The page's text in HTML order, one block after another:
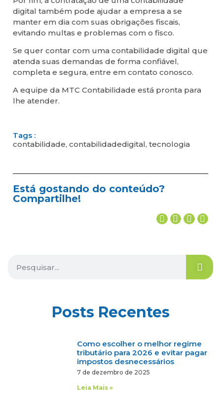
digital também pode ajudar a empresa a se
manter em dia com suas obrigações fiscais,
evitando multas e problemas com o fisco.
Se quer contar com uma contabilidade digital que
atenda suas demandas de forma confiável,
completa e segura, entre em contato conosco.
A equipe da MTC Contabilidade está pronta para
lhe atender.
Tags :
contabilidade, contabilidadedigital, tecnologia
Está gostando do conteúdo?
Compartilhe!
Posts Recentes
Como escolher o melhor regime
tributário para 2026 e evitar pagar
impostos desnecessários
7 de dezembro de 2025
Leia Mais »